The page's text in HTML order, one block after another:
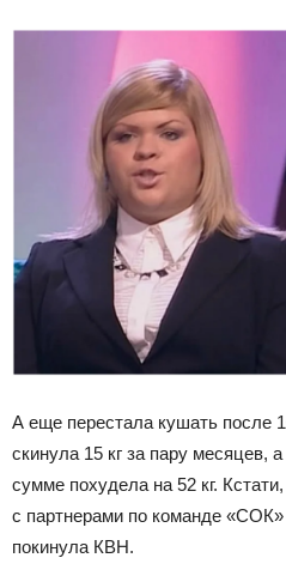
А еще перестала кушать после
скинула 15 кг за пару месяцев,
сумме похудела на 52 кг.
с партнерами по команде
покинула КВН.